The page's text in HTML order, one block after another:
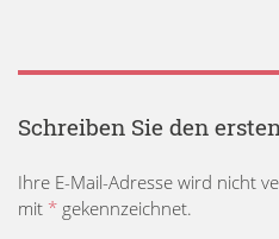
Schreiben Sie den
Ihre E-Mail-Adresse wird nicht
mit * gekennzeichnet.